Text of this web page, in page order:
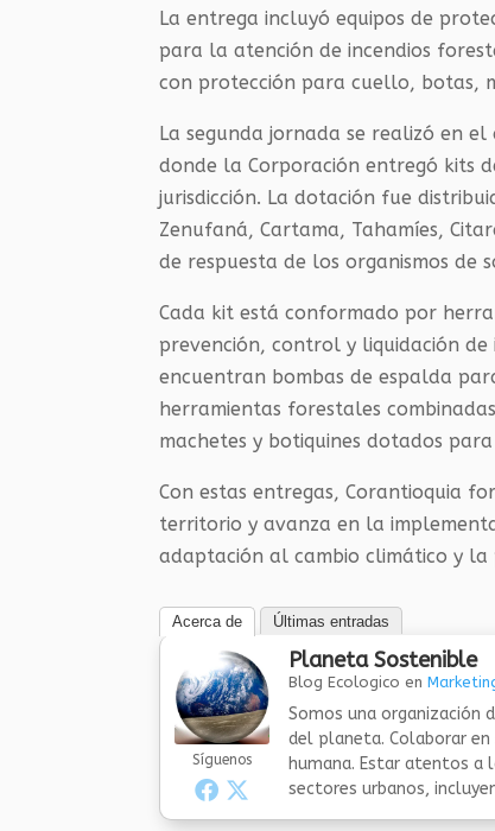
La entrega incluyó equipos de
para la atención de incendios
con protección para cuello, botas,
La segunda jornada se realizó en
donde la Corporación entregó kits
jurisdicción. La dotación fue
Zenufaná, Cartama, Tahamíes,
de respuesta de los organismos de
Cada kit está conformado por
prevención, control y liquidación
encuentran bombas de espalda
herramientas forestales
machetes y botiquines dotados
Con estas entregas, Corantioquia
territorio y avanza en la
adaptación al cambio climático y la
Acerca de Últimas entradas
Síguenos
Planeta Sostenible
Blog Ecologico en
Somos una organización
del planeta. Colaborar
humana. Estar atentos a
sectores urbanos,